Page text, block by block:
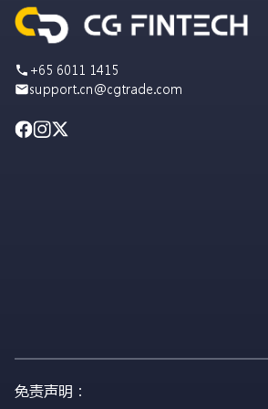
+65 6011 1415
support.cn@cgtrade.com
免责声明：